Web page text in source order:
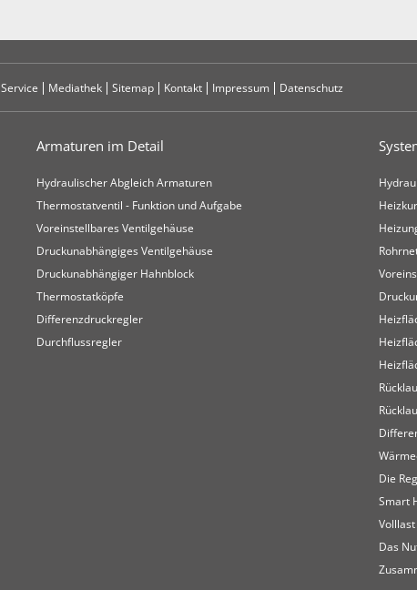
Service Mediathek Sitemap Kontakt Impressum Datenschutz
Armaturen im Detail
Hydraulischer Abgleich Armaturen
Thermostatventil - Funktion und Aufgabe
Voreinstellbares Ventilgehäuse
Druckunabhängiges Ventilgehäuse
Druckunabhängiger Hahnblock
Thermostatköpfe
Differenzdruckregler
Durchflussregler
Die
Smart
Das